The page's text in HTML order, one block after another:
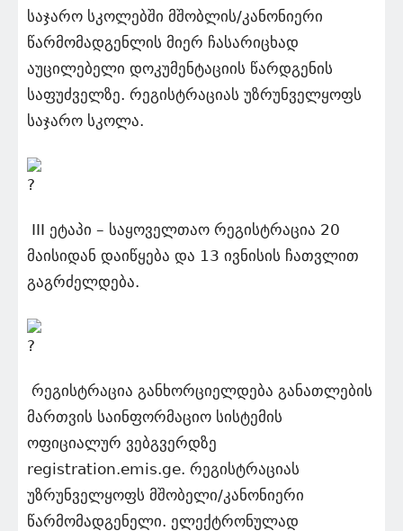
საჯარო სკოლებში მშობლის/კანონიერი
წარმომადგენლის მიერ ჩასარიცხად
აუცილებელი დოკუმენტაციის წარდგენის
საფუძველზე. რეგისტრაციას უზრუნველყოფს
საჯარო სკოლა.
III ეტაპი – საყოველთაო რეგისტრაცია 20
მაისიდან დაიწყება და 13 ივნისის ჩათვლით
გაგრძელდება.
რეგისტრაცია განხორციელდება განათლების
მართვის საინფორმაციო სისტემის
ოფიციალურ ვებგვერდზე
registration.emis.ge. რეგისტრაციას
უზრუნველყოფს მშობელი/კანონიერი
წარმომადგენელი. ელექტრონულად